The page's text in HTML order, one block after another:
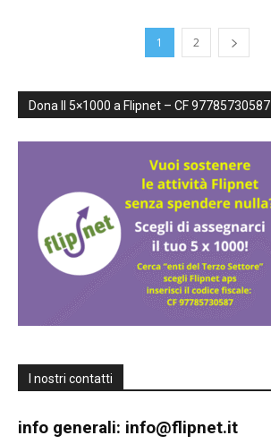
cooperative
1 2
Dona Il 5×1000 a Flipnet – CF 97785730587
I nostri contatti
info generali: info@flipnet.it